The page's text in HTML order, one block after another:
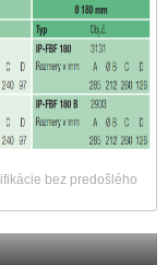
bez predošlého